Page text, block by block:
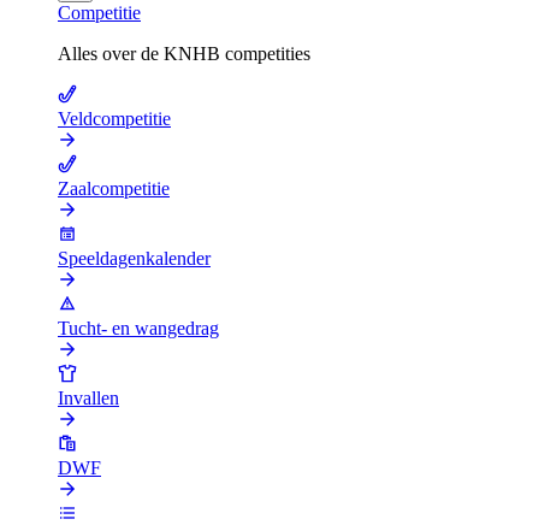
Competitie
Alles over de KNHB competities
Veldcompetitie
Zaalcompetitie
Speeldagenkalender
Tucht- en wangedrag
Invallen
DWF